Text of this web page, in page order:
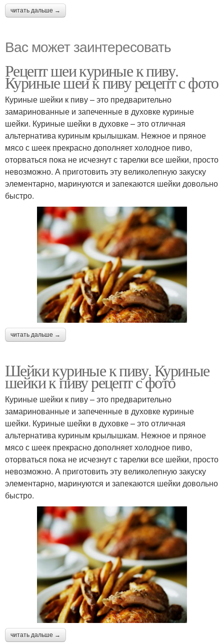
читать дальше →
Вас может заинтересовать
Рецепт шеи куриные к пиву.
Куриные шеи к пиву рецепт с фото
Куриные шейки к пиву – это предварительно
замаринованные и запеченные в духовке куриные
шейки. Куриные шейки в духовке – это отличная
альтернатива куриным крылышкам. Нежное и пряное
мясо с шеек прекрасно дополняет холодное пиво,
оторваться пока не исчезнут с тарелки все шейки, просто
невозможно. А приготовить эту великолепную закуску
элементарно, маринуются и запекаются шейки довольно
быстро.
читать дальше →
Шейки куриные к пиву. Куриные
шейки к пиву рецепт с фото
Куриные шейки к пиву – это предварительно
замаринованные и запеченные в духовке куриные
шейки. Куриные шейки в духовке – это отличная
альтернатива куриным крылышкам. Нежное и пряное
мясо с шеек прекрасно дополняет холодное пиво,
оторваться пока не исчезнут с тарелки все шейки, просто
невозможно. А приготовить эту великолепную закуску
элементарно, маринуются и запекаются шейки довольно
быстро.
читать дальше →